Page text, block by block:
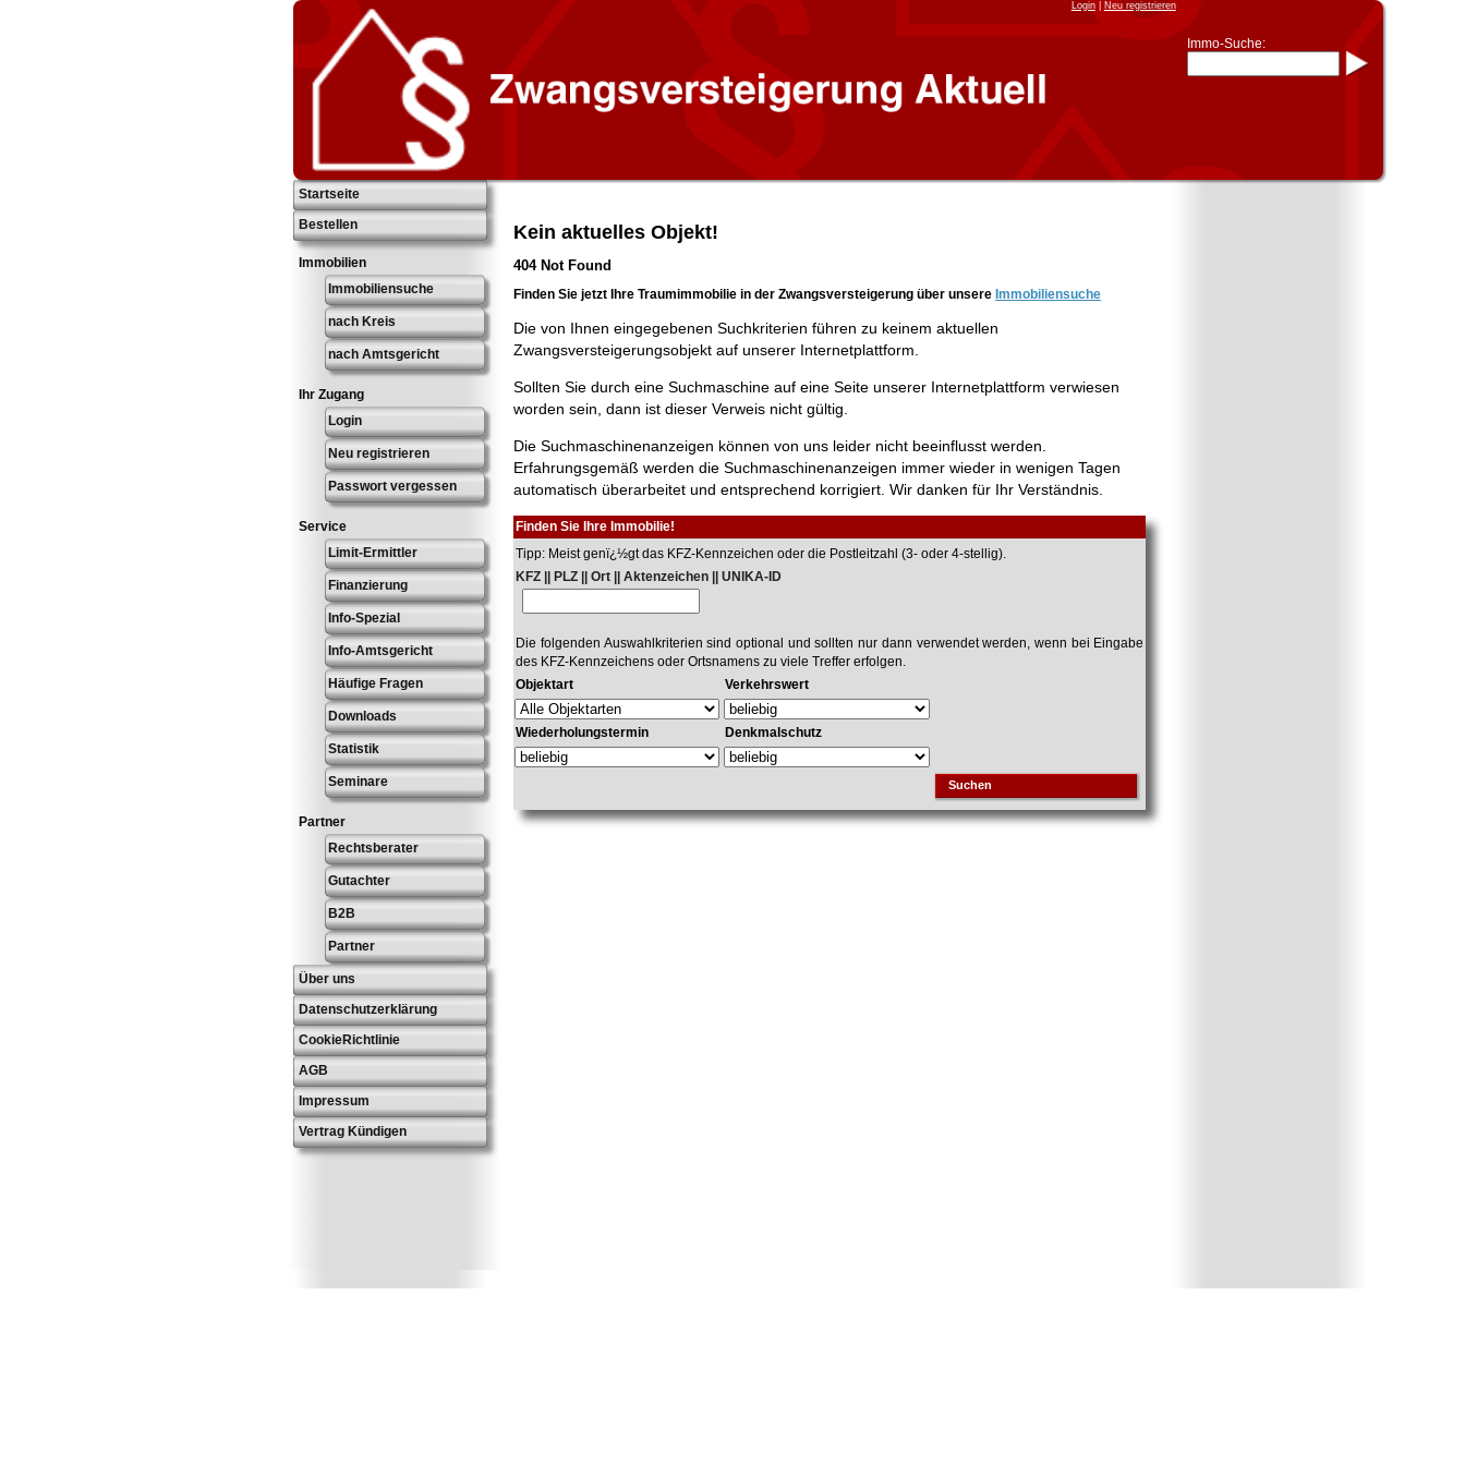
Login| Neu registrieren
Immo-Suche:
Startseite
Bestellen
Immobilien
Immobiliensuche
nach Kreis
nach Amtsgericht
Ihr Zugang
Login
Neu registrieren
Passwort vergessen
Service
Limit-Ermittler
Finanzierung
Info-Spezial
Info-Amtsgericht
Häufige Fragen
Downloads
Statistik
Seminare
Partner
Rechtsberater
Gutachter
B2B
Partner
Über uns
Datenschutzerklärung
CookieRichtlinie
AGB
Impressum
Vertrag Kündigen
Kein aktuelles Objekt!
404 Not Found
Finden Sie jetzt Ihre Traumimmobilie in der Zwangsversteigerung über unsereImmobiliensuche
Die von Ihnen eingegebenen Suchkriterien führen zu keinem aktuellen
Zwangsversteigerungsobjekt auf unserer Internetplattform.
Sollten Sie durch eine Suchmaschine auf eine Seite unserer Internetplattform verwiesen
worden sein, dann ist dieser Verweis nicht gültig.
Die Suchmaschinenanzeigen können von uns leider nicht beeinflusst werden.
Erfahrungsgemäß werden die Suchmaschinenanzeigen immer wieder in wenigen Tagen
automatisch überarbeitet und entsprechend korrigiert. Wir danken für Ihr Verständnis.
Finden Sie Ihre Immobilie!
Tipp: Meist genï¿½gt das KFZ-Kennzeichen oder die Postleitzahl (3- oder 4-stellig).
KFZ || PLZ || Ort || Aktenzeichen || UNIKA-ID
Die folgenden Auswahlkriterien sind optional und sollten nur dann verwendet werden, wenn bei Eingabe
des KFZ-Kennzeichens oder Ortsnamens zu viele Treffer erfolgen.
Objektart
Verkehrswert
Wiederholungstermin Denkmalschutz
Suchen